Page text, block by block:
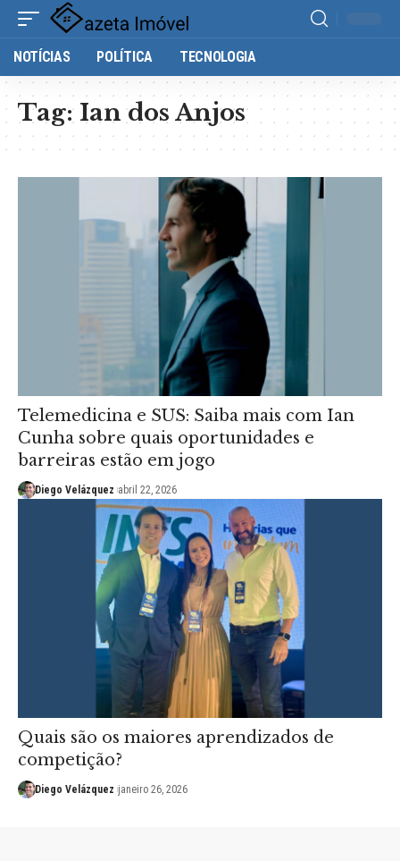
NOTÍCIAS POLÍTICA TECNOLOGIA
Tag: Ian dos Anjos
Telemedicina e SUS: Saiba mais com Ian
Cunha sobre quais oportunidades e
barreiras estão em jogo
Diego Velázquez abril 22, 2026
Quais são os maiores aprendizados de
competição?
Diego Velázquez janeiro 26, 2026